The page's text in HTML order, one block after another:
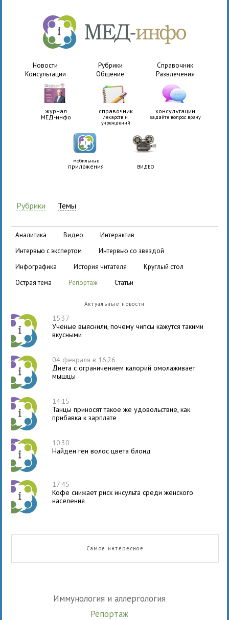
Новости Рубрики
Справочник
Консультации
Общение Развлечения
журнал
МЕД-инфо
справочник
лекарств и
учреждений
консультации
задайте вопрос врачу
мобильные
приложения ВИДЕО
Рубрики Темы
аналитика видео
интерактив
интервью с экспертом
интервью со звездой
инфографика
история читателя
круглый стол
острая тема
репортаж статьи
Актуальные новости
15:37
Ученые выяснили, почему чипсы кажутся такими
вкусными
04 февраля в 16:26
Диета с ограничением калорий омолаживает
мышцы
14:15
Танцы приносят такое же удовольствие, как
прибавка к зарплате
10:30
Найден ген волос цвета блонд
17:45
Кофе снижает риск инсульта среди женского
населения
Самое интересное
Иммунология и аллергология
Репортаж